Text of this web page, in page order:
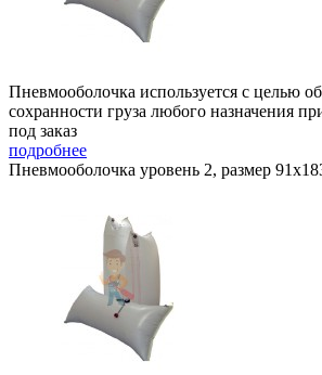
Пневмооболочка используется с целью
сохранности груза любого назначения
под заказ
подробнее
Пневмооболочка уровень 2, размер